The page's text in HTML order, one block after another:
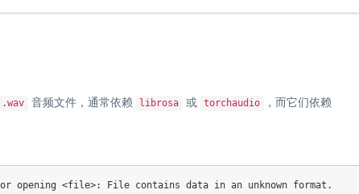
.wav 音频文件，通常依赖 librosa 或 torchaudio
，而它们依赖